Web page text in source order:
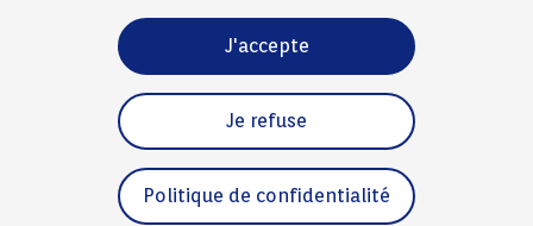
Contact
Politique de confidentialité
J'accepte
Je refuse
Politique de confidentialité